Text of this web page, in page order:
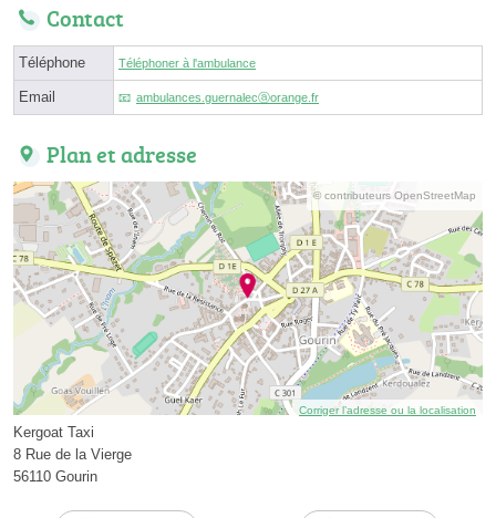
Contact
Téléphone Téléphoner à l'ambulance
Email ambulances.guernalecⓐorange.fr
Plan et adresse
© contributeurs OpenStreetMap
Corriger l’adresse ou la localisation
Kergoat Taxi
8 Rue de la Vierge
56110 Gourin